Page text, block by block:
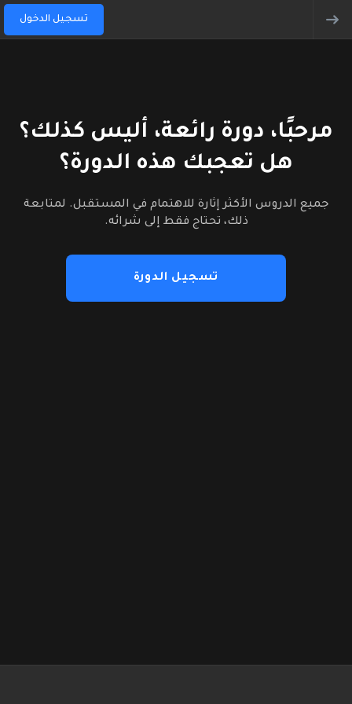
تسجيل الدخول
مرحبًا، دورة رائعة، أليس كذلك؟
هل تعجبك هذه الدورة؟
جميع الدروس الأكثر إثارة للاهتمام في المستقبل. لمتابعة
ذلك، تحتاج فقط إلى شرائه.
تسجيل الدورة